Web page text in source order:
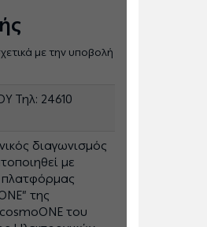
με την υποβολή
Τηλ: 24610
διαγωνισμός
με
της
του